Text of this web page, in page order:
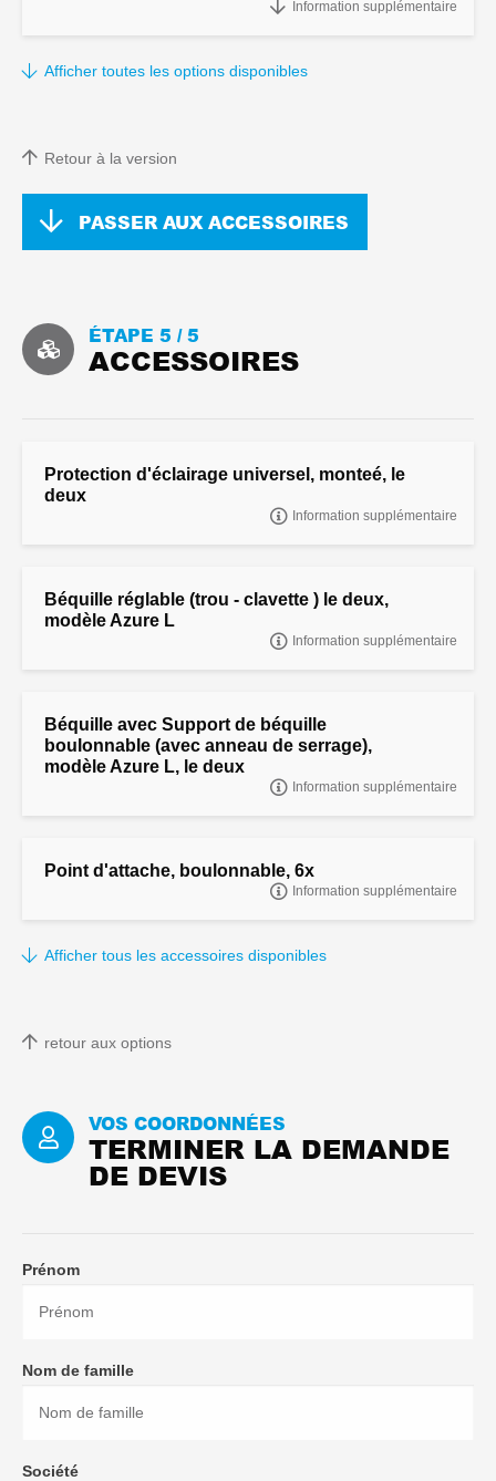
Information supplémentaire
Afficher toutes les options disponibles
Retour à la version
PASSER AUX ACCESSOIRES
ACCESSOIRES
ÉTAPE 5 / 5
Protection d'éclairage universel, monteé, le
deux
Information supplémentaire
Béquille réglable (trou - clavette ) le deux,
modèle Azure L
Information supplémentaire
Béquille avec Support de béquille
boulonnable (avec anneau de serrage),
modèle Azure L, le deux
Information supplémentaire
Point d'attache, boulonnable, 6x
Information supplémentaire
Afficher tous les accessoires disponibles
retour aux options
TERMINER LA DEMANDE
DE DEVIS
VOS COORDONNÉES
Prénom
Nom de famille
Société